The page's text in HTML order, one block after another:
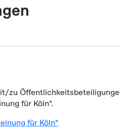
zu
für Köln".
für Köln"